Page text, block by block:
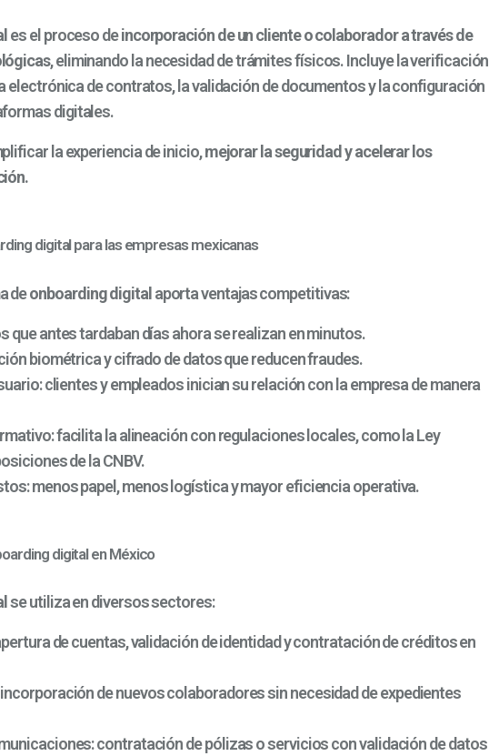
es el proceso deincorporación de un cliente o colaborador a través de
, eliminando la necesidad de trámites físicos. Incluye la verificación
electrónica de contratos, la validación de documentos y la configuración
digitales.
la experiencia de inicio,mejorar la seguridad y acelerar los
digital para las empresas mexicanas
deonboarding digitalaporta ventajas competitivas:
que antes tardaban días ahora se realizan en minutos.
biométrica y cifrado de datos que reducen fraudes.
clientes y empleados inician su relación con la empresa de manera
facilita la alineación con regulaciones locales, como la Ley
de la CNBV.
menos papel, menos logística y mayor eficiencia operativa.
digital en México
se utiliza en diversos sectores:
de cuentas, validación de identidad y contratación de créditos en
de nuevos colaboradores sin necesidad de expedientes
contratación de pólizas o servicios con validación de datos